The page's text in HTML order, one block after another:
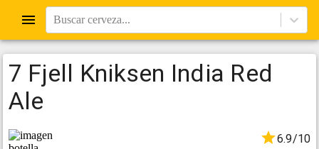
Buscar cerveza...
7 Fjell Kniksen India Red
Ale
6.9/10